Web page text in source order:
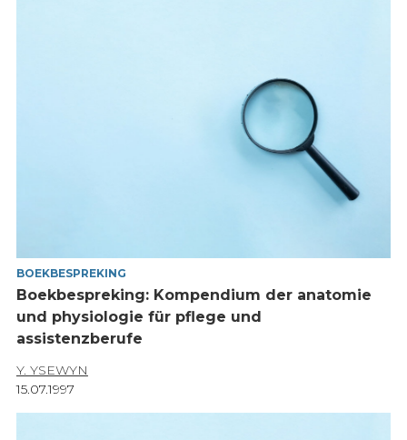
BOEKBESPREKING
Boekbespreking: Kompendium der anatomie
und physiologie für pflege und
assistenzberufe
Y. YSEWYN
15.07.1997